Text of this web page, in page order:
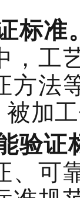
标准
，工
方法
加
验证
、可